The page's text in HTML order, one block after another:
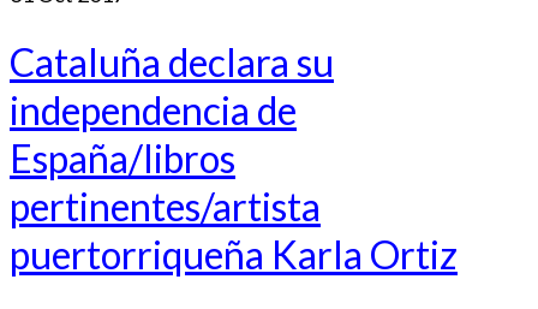
Cataluña declara su
independencia de
España/libros
pertinentes/artista
puertorriqueña Karla Ortiz